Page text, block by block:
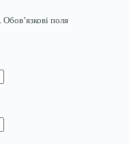
Обов’язкові поля